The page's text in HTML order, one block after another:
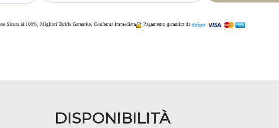
Sicura al 100%, Migliori Tariffe Garantite, Conferma Immediata Pagamento garantito da
DISPONIBILITÀ